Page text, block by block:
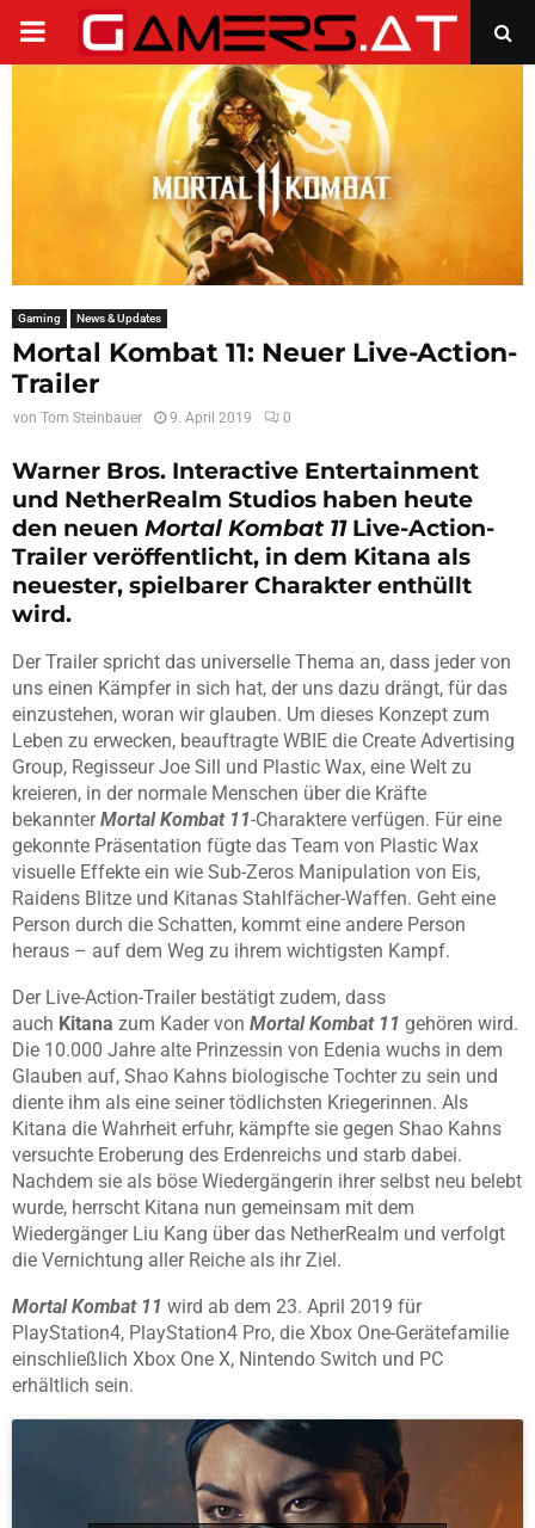
PRIMARY
Gaming News & Updates
Mortal Kombat 11: Neuer Live-Action-
Trailer
von Tom Steinbauer 9. April 2019 0
Warner Bros. Interactive Entertainment
und NetherRealm Studios haben heute
den neuen Mortal Kombat11Live-Action-
Trailer veröffentlicht, in dem Kitana als
neuester, spielbarer Charakter enthüllt
wird.
Der Trailer spricht das universelle Thema an, dass jeder von
uns einen Kämpfer in sich hat, der uns dazu drängt, für das
einzustehen, woran wir glauben. Um dieses Konzept zum
Leben zu erwecken, beauftragte WBIE die Create Advertising
Group, Regisseur Joe Sill und Plastic Wax, eine Welt zu
kreieren, in der normale Menschen über die Kräfte
bekannterMortalKombat11-Charaktere verfügen. Für eine
gekonnte Präsentation fügte das Team von Plastic Wax
visuelle Effekte ein wie Sub-Zeros Manipulation von Eis,
Raidens Blitze und Kitanas Stahlfächer-Waffen. Geht eine
Person durch die Schatten, kommt eine andere Person
heraus – auf dem Weg zu ihrem wichtigsten Kampf.
Der Live-Action-Trailer bestätigt zudem, dass
auch Kitana zum Kader von MortalKombat11 gehören wird.
Die 10.000 Jahre alte Prinzessin von Edenia wuchs in dem
Glauben auf, Shao Kahns biologische Tochter zu sein und
diente ihm als eine seiner tödlichsten Kriegerinnen. Als
Kitana die Wahrheit erfuhr, kämpfte sie gegen Shao Kahns
versuchte Eroberung des Erdenreichs und starb dabei.
Nachdem sie als böse Wiedergängerin ihrer selbst neu belebt
wurde, herrscht Kitana nun gemeinsam mit dem
Wiedergänger Liu Kang über das NetherRealm und verfolgt
die Vernichtung aller Reiche als ihr Ziel.
MortalKombat11 wird ab dem 23. April 2019 für
PlayStation4, PlayStation4 Pro, die Xbox One-Gerätefamilie
einschließlich Xbox One X, Nintendo Switch und PC
erhältlich sein.